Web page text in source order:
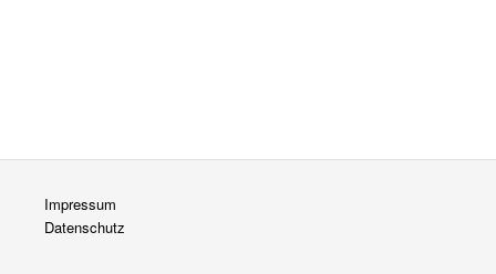
Impressum
Datenschutz